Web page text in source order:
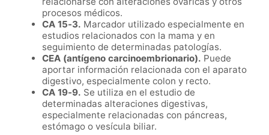
procesos médicos.
CA 15-3. Marcador utilizado especialmente en
estudios relacionados con la mama y en
seguimiento de determinadas patologías.
CEA (antígeno carcinoembrionario). Puede
aportar información relacionada con el aparato
digestivo, especialmente colon y recto.
CA 19-9. Se utiliza en el estudio de
determinadas alteraciones digestivas,
especialmente relacionadas con páncreas,
estómago o vesícula biliar.